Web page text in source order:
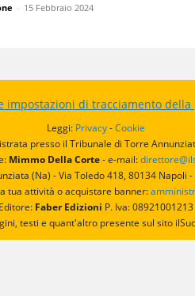
- 15 Febbraio 2024
impostazioni di tracciamento
Leggi: Privacy-Cookie
presso il Tribunale di Torre
Mimmo Della Corte- e-mail:
(Na) - Via Toledo 418, 80134 Napoli -
tua attività o acquistare banner:
Editore: Faber Edizioni P. Iva: 08921001213
testi e quant'altro presente sul sito